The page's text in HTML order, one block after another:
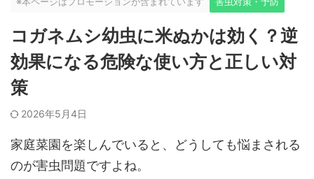
コガネムシ幼虫に米ぬかは効く？逆
効果になる危険な使い方と正しい対
策
2026年5月4日
家庭菜園を楽しんでいると、どうしても悩まされる
のが害虫問題ですよね。